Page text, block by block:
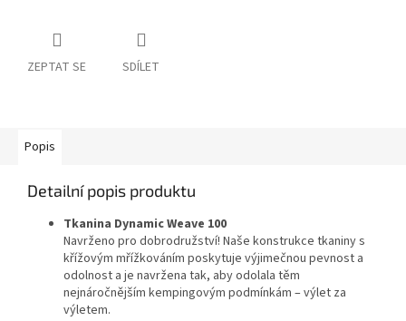
ZEPTAT SE SDÍLET
Popis
Detailní popis produktu
Tkanina Dynamic Weave 100
Navrženo pro dobrodružství! Naše konstrukce tkaniny s
křížovým mřížkováním poskytuje výjimečnou pevnost a
odolnost a je navržena tak, aby odolala těm
nejnáročnějším kempingovým podmínkám – výlet za
výletem.